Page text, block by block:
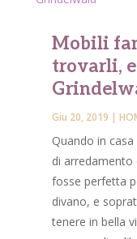
Mobili
trovarli,
Giu 20, 2019 |
Quando in
di arredamento
fosse perfetta
divano, e
tenere in bella